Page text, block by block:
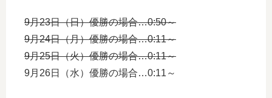
9月23日（日）優勝の場合…0:50～
9月24日（月）優勝の場合…0:11～
9月25日（火）優勝の場合…0:11～
9月26日（水）優勝の場合…0:11～